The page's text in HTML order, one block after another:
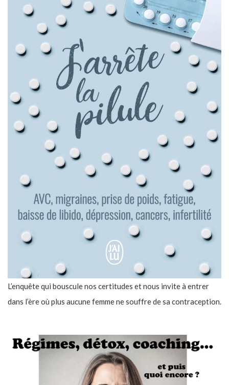
L’enquête qui bouscule nos certitudes et nous invite à entrer
dans l’ère où plus aucune femme ne souffre de sa contraception.